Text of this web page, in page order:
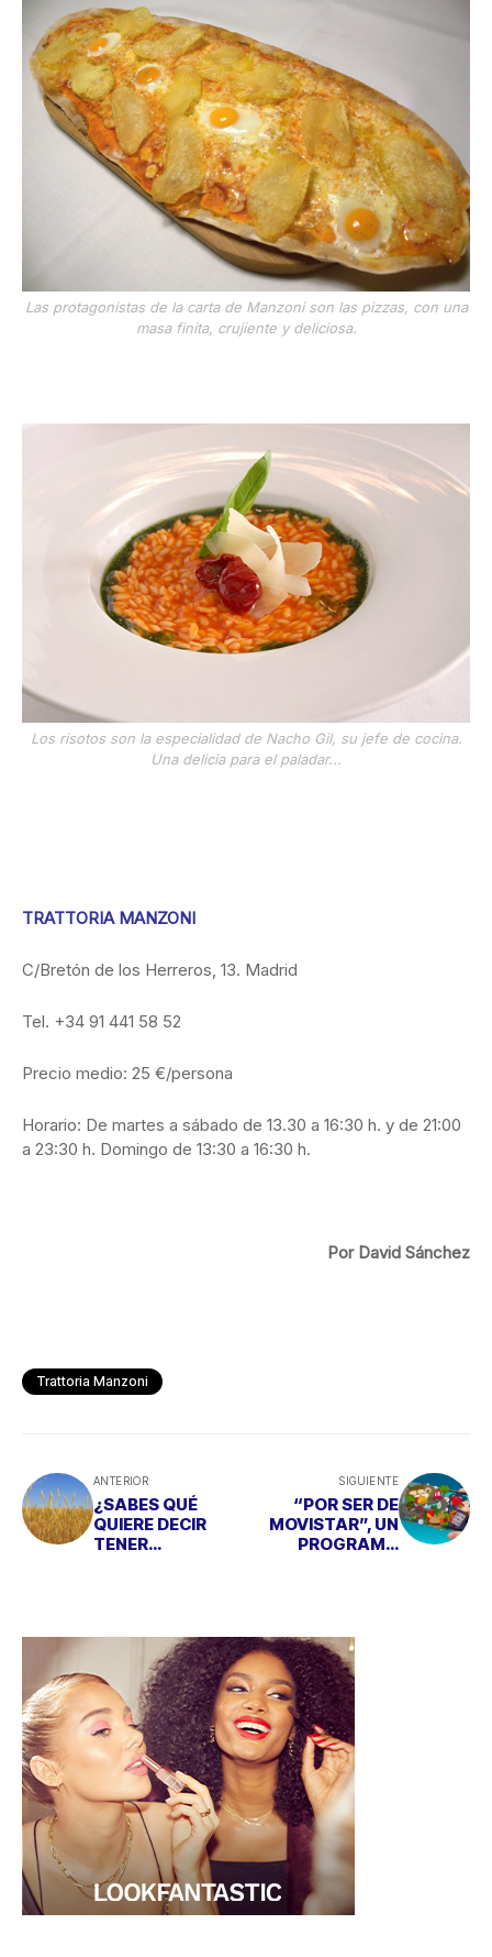
Las protagonistas de la carta de Manzoni son las pizzas, con una
masa finita, crujiente y deliciosa.
Los risotos son la especialidad de Nacho Gil, su jefe de cocina.
Una delicia para el paladar...
TRATTORIA MANZONI
C/Bretón de los Herreros, 13. Madrid
Tel. +34 91 441 58 52
Precio medio: 25 €/persona
Horario: De martes a sábado de 13.30 a 16:30 h. y de 21:00
a 23:30 h. Domingo de 13:30 a 16:30 h.
Por David Sánchez
Trattoria Manzoni
ANTERIOR
¿SABES QUÉ
QUIERE DECIR
TENER
SIGUIENTE
“POR SER DE
MOVISTAR”, UN
PROGRAMA